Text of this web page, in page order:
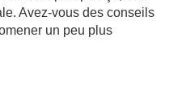
Avez-vous des conseils
un peu plus